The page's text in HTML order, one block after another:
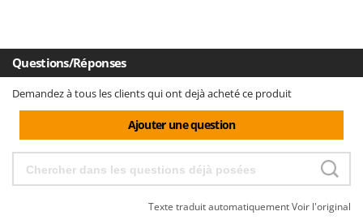
Questions/Réponses
Demandez à tous les clients qui ont dejà acheté ce produit
Ajouter une question
Texte traduit automatiquementVoir l'original